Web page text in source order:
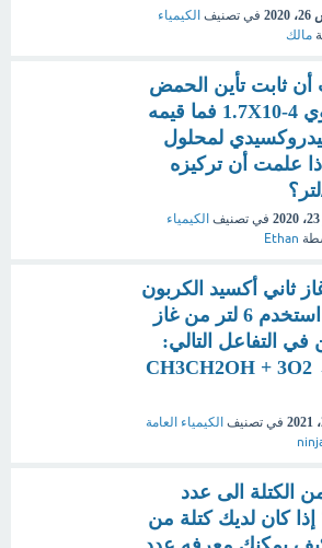
في تصنيف الكيمياء
مالك
أن ثابت تأين الحمض
HA يساوي 1.7X10-4 فما قيمه
لمحلول
علمت أن تركيزه
في تصنيف الكيمياء
Ethan
ثاني أكسيد الكربون
الناتج إذا استخدم 6 لتر من غاز
في التفاعل التالي:
CH3CH2OH +
في تصنيف الكيمياء العامة
الكتلة الى عدد
إذا كان لديك كتلة من